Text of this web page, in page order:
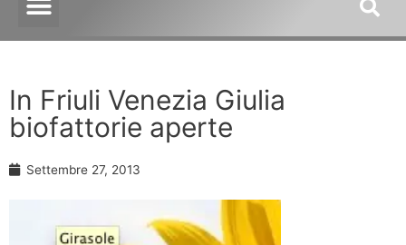
In Friuli Venezia Giulia
biofattorie aperte
Settembre 27, 2013